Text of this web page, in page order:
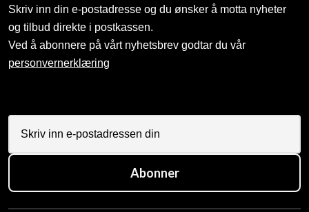
Skriv inn din e-postadresse og du ønsker å motta nyheter
og tilbud direkte i postkassen.
Ved å abonnere på vårt nyhetsbrev godtar du vår
personvernerklæring
Abonner